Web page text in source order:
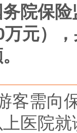
院保
元）
客需向
医院